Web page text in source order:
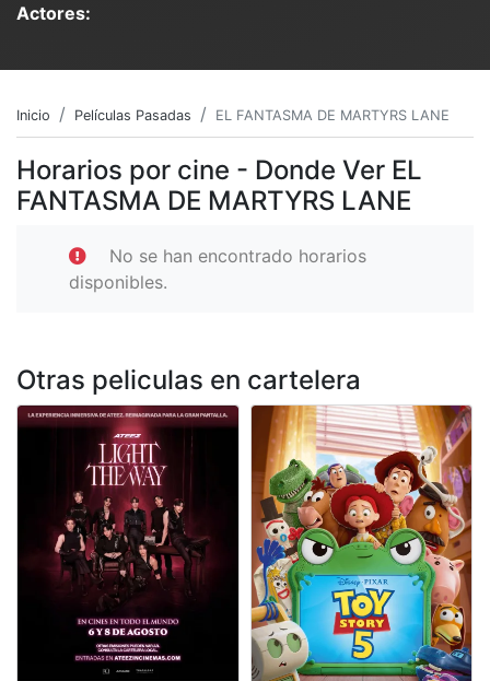
Actores:
Inicio Películas Pasadas EL FANTASMA DE MARTYRS LANE
Horarios por cine - Donde Ver EL
FANTASMA DE MARTYRS LANE
No se han encontrado horarios
disponibles.
Otras peliculas en cartelera